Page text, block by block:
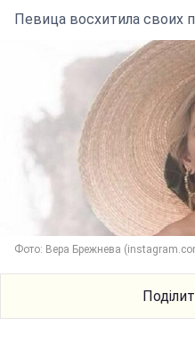
Певица восхитила своих
Фото: Вера Брежнева